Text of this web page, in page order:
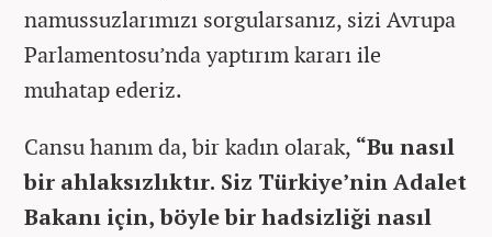
namussuzlarımızı sorgularsanız, sizi Avrupa
Parlamentosu’nda yaptırım kararı ile
muhatap ederiz.
Cansu hanım da, bir kadın olarak, “Bu nasıl
bir ahlaksızlıktır. Siz Türkiye’nin Adalet
Bakanı için, böyle bir hadsizliği nasıl